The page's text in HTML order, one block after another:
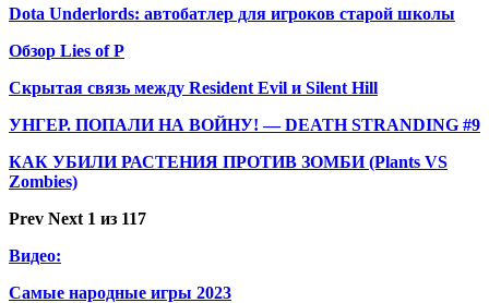
Dota Underlords: автобатлер для игроков старой школы
Обзор Lies of P
Скрытая связь между Resident Evil и Silent Hill
УНГЕР. ПОПАЛИ НА ВОЙНУ! — DEATH STRANDING #9
КАК УБИЛИ РАСТЕНИЯ ПРОТИВ ЗОМБИ (Plants VS
Zombies)
Prev Next 1 из 117
Видео:
Самые народные игры 2023